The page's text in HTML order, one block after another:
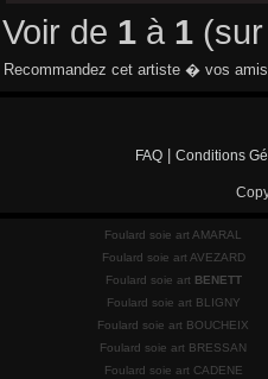
Voir de 1 à 1
Recommandez cet artiste � vos
FAQ Conditions
Foulard soie art AMARAL
Foulard soie art AVEZARD
Foulard soie art BENETT
Foulard soie art BLIGNY
Foulard soie art BOUCHEIX
Foulard soie art BRESSAN
Foulard soie art CADENE